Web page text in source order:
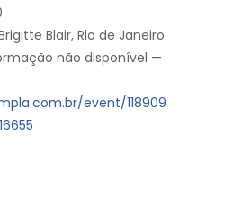
Blair, Rio de Janeiro
não disponível —
event/118909